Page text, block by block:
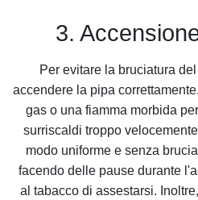
3.
Per evitare la bruciatura
accendere la pipa
gas o una fiamma morbida
surriscaldi troppo
modo uniforme e senza
facendo delle pause durante
al tabacco di assestarsi.